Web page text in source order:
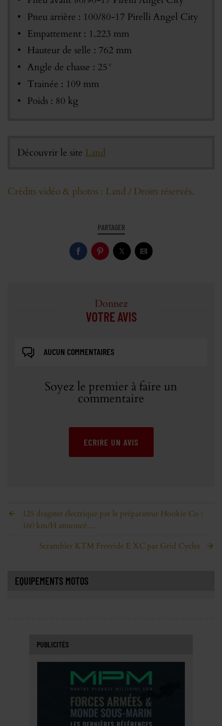
Pneu arrière : 100/80-17 Pirelli Angel City
Empattement : 1.223 mm
Hauteur de selle : 762 mm
Angle de chasse : 25°
Trainée : 109 mm
Poids : 80 kg
Découvrir le site Land
Crédits vidéo & photos : Land / Droits réservés.
PARTAGER
Donnez
VOTRE AVIS
AUCUN COMMENTAIRES
Soyez le premier à faire un
commentaire
ECRIRE UN AVIS
125 dragster électrique par le préparateur Hookie Co :
160 km/H annoncé…
Scrambler KTM Freeride E XC par Grid Cycles
EQUIPEMENTS MOTOS
PUBLICITÉS